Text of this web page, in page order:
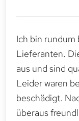
Ich bin
Lieferanten.
aus und sind
Leider waren
beschädigt.
überaus